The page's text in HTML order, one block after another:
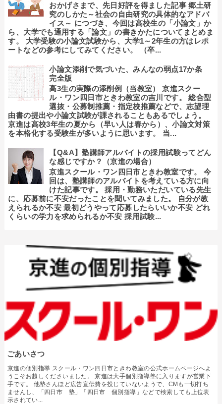
おかげさまで、先日好評を得ました記事 郷土研
究のしかた～社会の自由研究の具体的なアドバ
イス～ につづき、今回は高校生の「小論文」か
ら、大学でも通用する「論文」の書きかたについてまとめま
す。 大学受験の小論文試験から、大学1～2年生の方はレポ
ートなどの参考にしてみてください。 （卒...
小論文添削で気づいた、みんなの弱点17か条
完全版
高3生の実際の添削例（当教室） 京進スクー
ル・ワン四日市ときわ教室の吉川です。 総合型
選抜・公募制推薦・指定校推薦などで、志望理
由書の提出や小論文試験が課されることもあるでしょう。
京進は高校3年生の夏から（早い人は春から）、小論文対策
を本格化する受験生が多いように思います。 当...
【Q&A】塾講師アルバイトの採用試験ってどん
な感じですか？（京進の場合）
京進スクール・ワン四日市ときわ教室です。 今
回は、塾講師のアルバイトを考えている方に向
けた記事です。 採用・勤務いただいている先生
に、応募前に不安だったことを聞いてみました。 自分が教
えられるか不安 最初どうやって応募したらいいか不安 どれ
くらいの学力を求められるか不安 採用試験...
ごあいさつ
京進の個別指導 スクール・ワン四日市ときわ教室の公式ホームページへよ
うこそお越しくださいました。 京進は大手個別指導塾に入りますが営業下
手です。 他塾さんほど広告宣伝費を投じていないようで、CMも一切打ち
ませんし、「四日市 塾」「四日市 個別指導」などで検索しても上位表
示されてい...